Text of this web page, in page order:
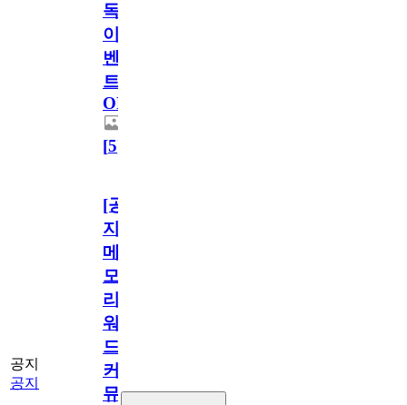
독
이
벤
트
OPEN!
[5]
공지
공지
[공
지]
메
모
리
워
드
커
뮤